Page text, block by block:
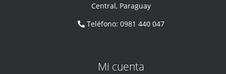
Central, Paraguay
Teléfono:0981 440 047
Mi cuenta